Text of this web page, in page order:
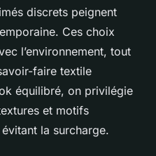
discrets peignent
Ces choix
l’environnement, tout
faire textile
équilibré, on privilégie
et motifs
la surcharge.